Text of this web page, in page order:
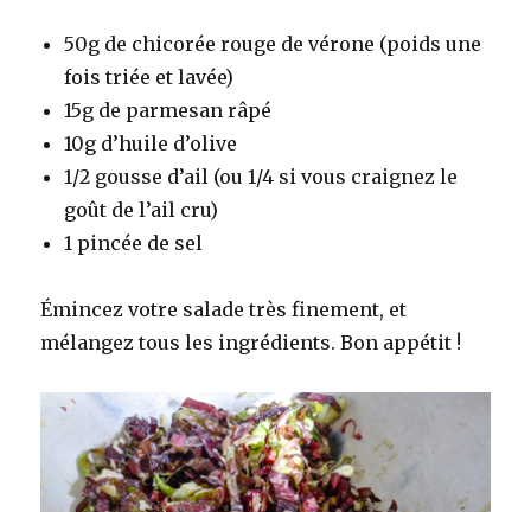
50g de chicorée rouge de vérone (poids une
fois triée et lavée)
15g de parmesan râpé
10g d’huile d’olive
1/2 gousse d’ail (ou 1/4 si vous craignez le
goût de l’ail cru)
1 pincée de sel
Émincez votre salade très finement, et
mélangez tous les ingrédients. Bon appétit !